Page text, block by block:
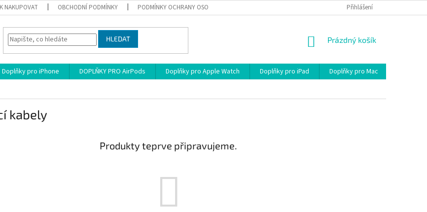
NAKUPOVAT OBCHODNÍ PODMÍNKY PODMÍNKY OCHRANY OSOBNÍCH ÚDAJŮ Přihlášení
HLEDAT
NÁKUPNÍ
Prázdný košík
Doplňky pro iPhone DOPLŇKY PRO AirPods Doplňky pro Apple Watch Doplňky pro iPad Doplňky pro Mac
kabely
Produkty teprve připravujeme.